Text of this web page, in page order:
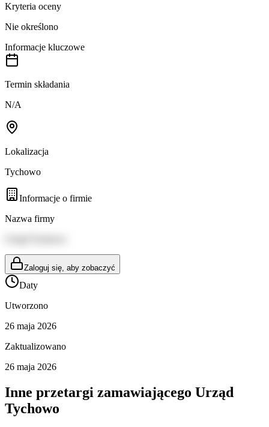
Kryteria oceny
Nie określono
Informacje kluczowe
Termin składania
N/A
Lokalizacja
Tychowo
Informacje o firmie
Nazwa firmy
Zaloguj się, aby zobaczyć
Daty
Utworzono
26 maja 2026
Zaktualizowano
26 maja 2026
Inne przetargi zamawiającego Urząd
Tychowo